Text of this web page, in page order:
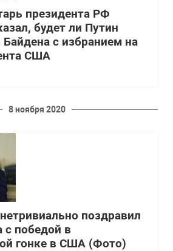
президента РФ
будет ли Путин
Байдена с избранием на
США
8 ноября 2020
поздравил
победой в
гонке в США (Фото)